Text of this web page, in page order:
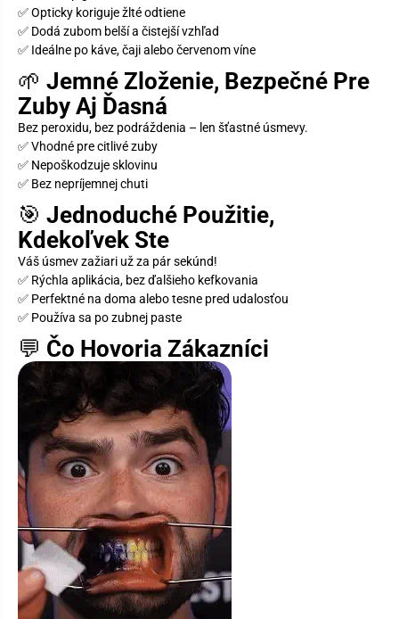
✅ Opticky koriguje žlté odtiene
✅ Dodá zubom belší a čistejší vzhľad
✅ Ideálne po káve, čaji alebo červenom víne
🌱 Jemné Zloženie, Bezpečné Pre
Zuby Aj Ďasná
Bez peroxidu, bez podráždenia – len šťastné úsmevy.
✅ Vhodné pre citlivé zuby
✅ Nepoškodzuje sklovinu
✅ Bez nepríjemnej chuti
🎯 Jednoduché Použitie,
Kdekoľvek Ste
Váš úsmev zažiari už za pár sekúnd!
✅ Rýchla aplikácia, bez ďalšieho kefkovania
✅ Perfektné na doma alebo tesne pred udalosťou
✅ Používa sa po zubnej paste
💬 Čo Hovoria Zákazníci